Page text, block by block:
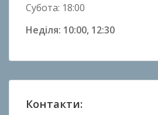
Субота: 18:00
Неділя: 10:00, 12:30
Контакти: